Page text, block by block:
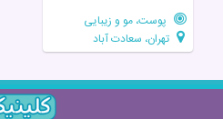
پوست، مو و زیبایی
تهران، سعادت آباد